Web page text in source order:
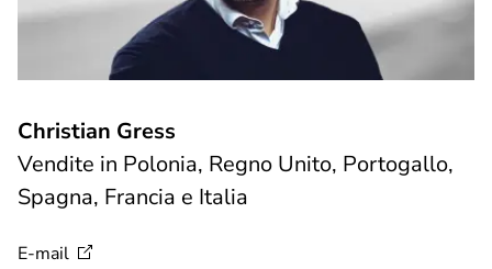
Christian Gress
Vendite in Polonia, Regno Unito, Portogallo,
Spagna, Francia e Italia
E-mail